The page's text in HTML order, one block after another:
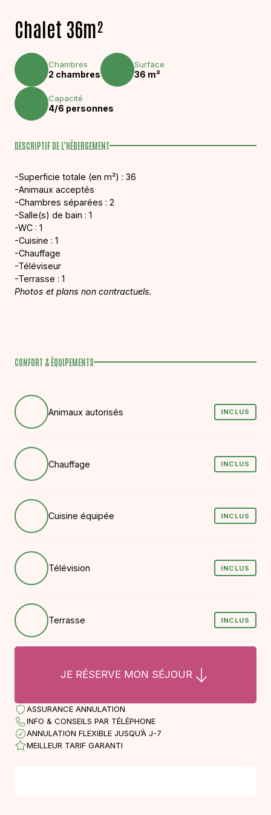
Chalet 36m²
Chambres
2 chambres
Surface
36 m²
Capacité
4/6 personnes
DESCRIPTIF DE L’HÉBERGEMENT
-Superficie totale (en m²) : 36
-Animaux acceptés
-Chambres séparées : 2
-Salle(s) de bain : 1
-WC : 1
-Cuisine : 1
-Chauffage
-Téléviseur
-Terrasse : 1
Photos et plans non contractuels.
CONFORT & ÉQUIPEMENTS
Animaux autorisés INCLUS
Chauffage INCLUS
Cuisine équipée INCLUS
Télévision INCLUS
Terrasse INCLUS
JE RÉSERVE MON SÉJOUR
ASSURANCE ANNULATION
INFO & CONSEILS PAR TÉLÉPHONE
ANNULATION FLEXIBLE JUSQU’À J-7
MEILLEUR TARIF GARANTI